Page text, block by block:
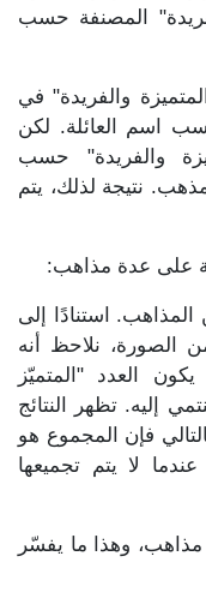
المصنفة حسب
والفريدة" في
اسم العائلة. لكن
والفريدة" حسب
نتيجة لذلك، يتم
على عدة مذاهب:
استنادًا إلى
الصورة، نلاحظ أنه
العدد "المتميّز
إليه. تظهر النتائج
وبالتالي فإن المجموع هو
عندما لا يتم تجميعها
وهذا ما يفسّر